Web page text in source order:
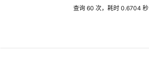
查询 60 次，耗时 0.6704 秒